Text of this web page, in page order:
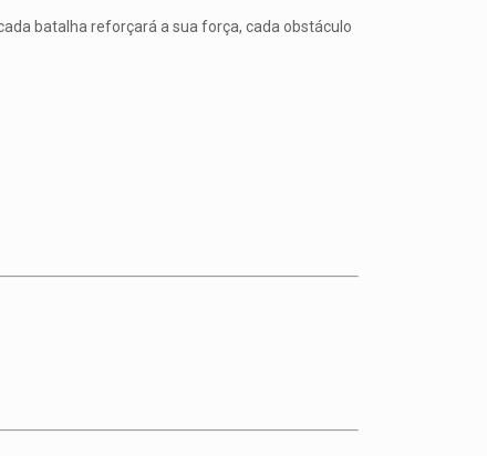
batalha reforçará a sua força, cada obstáculo